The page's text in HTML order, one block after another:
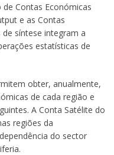
Contas Económicas
e as Contas
de síntese integram a
estatísticas de
obter, anualmente,
de cada região e
A Conta Satélite do
regiões da
do sector